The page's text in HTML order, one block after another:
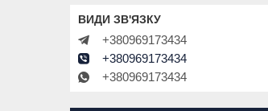
+380969173434
+380969173434
+380969173434